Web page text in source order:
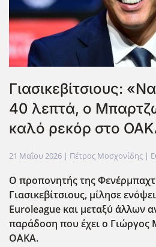
Γιασικεβίτσιους:
40 λεπτά, ο
καλό ρεκόρ στο
21 Μαΐου 2026 | Πέτρος Μοσχονίδης |
Ο προπονητής της
Γιασικεβίτσιους, μίλησε
Euroleague και μεταξύ άλλων
παράδοση που έχει ο Γιώργος
ΟΑΚΑ.